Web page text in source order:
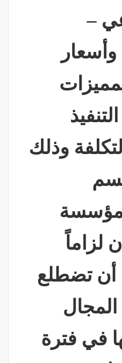
–
وذلك
مؤسسة
لزاماً
تضطلع
المجال
في فترة